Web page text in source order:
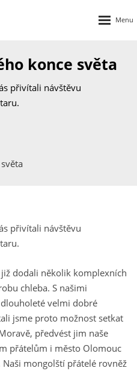
konce světa
přivítali návštěvu
přivítali návštěvu
dodali několik komplexních
chleba. S našimi
velmi dobré
jsme proto možnost setkat
předvést jim naše
přátelům i město Olomouc
mongolští přátelé rovněž